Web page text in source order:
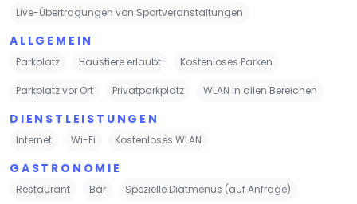
Live-Übertragungen von Sportveranstaltungen
ALLGEMEIN
Parkplatz Haustiere erlaubt Kostenloses Parken
Parkplatz vor Ort Privatparkplatz WLAN in allen Bereichen
DIENSTLEISTUNGEN
Internet Wi-Fi Kostenloses WLAN
GASTRONOMIE
Restaurant Bar Spezielle Diätmenüs (auf Anfrage)